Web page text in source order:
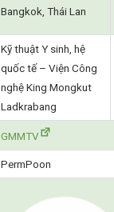
Bangkok, Thái Lan
Kỹ thuật Y sinh, hệ
quốc tế – Viện Công
nghệ King Mongkut
Ladkrabang
GMMTV
PermPoon